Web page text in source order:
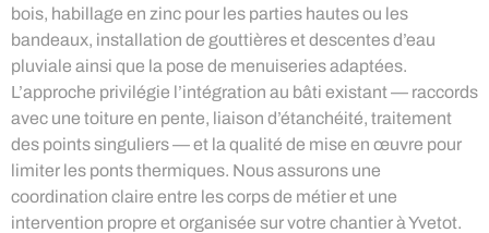
bois, habillage en zinc pour les parties hautes ou les
bandeaux, installation de gouttières et descentes d’eau
pluviale ainsi que la pose de menuiseries adaptées.
L’approche privilégie l’intégration au bâti existant — raccords
avec une toiture en pente, liaison d’étanchéité, traitement
des points singuliers — et la qualité de mise en œuvre pour
limiter les ponts thermiques. Nous assurons une
coordination claire entre les corps de métier et une
intervention propre et organisée sur votre chantier à Yvetot.